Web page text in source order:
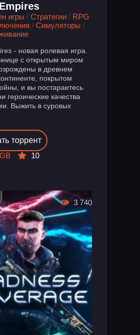
игры / Стратегии / RPG
/ Симуляторы /
- новая ролевая игра.
с открытым миром
в древнем
покрытом
и вы постараетесь
героические качества
Выжить в суровых
торрент
10
3 740